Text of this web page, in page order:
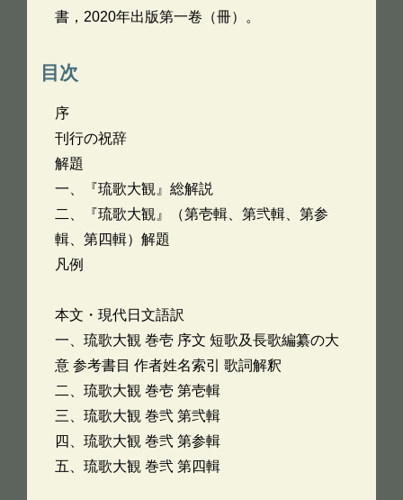
書，2020年出版第一卷（冊）。
目次
序
刊行の祝辞
解題
一、『琉歌大観』総解説
二、『琉歌大観』（第壱輯、第弐輯、第参
輯、第四輯）解題
凡例
本文・現代日文語訳
一、琉歌大観 巻壱 序文 短歌及長歌編纂の大
意 参考書目 作者姓名索引 歌詞解釈
二、琉歌大観 巻壱 第壱輯
三、琉歌大観 巻弐 第弐輯
四、琉歌大観 巻弐 第参輯
五、琉歌大観 巻弐 第四輯